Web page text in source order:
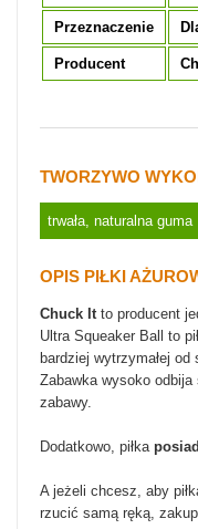
Przeznaczenie
Producent
TWORZYWO
trwała, naturalna guma
OPIS PIŁKI
Chuck Itto producent
Ultra Squeaker Ball to
bardziej wytrzymałej
Zabawka wysoko odbija
zabawy.
Dodatkowo, piłka
A jeżeli chcesz, aby
rzucić samą ręką,